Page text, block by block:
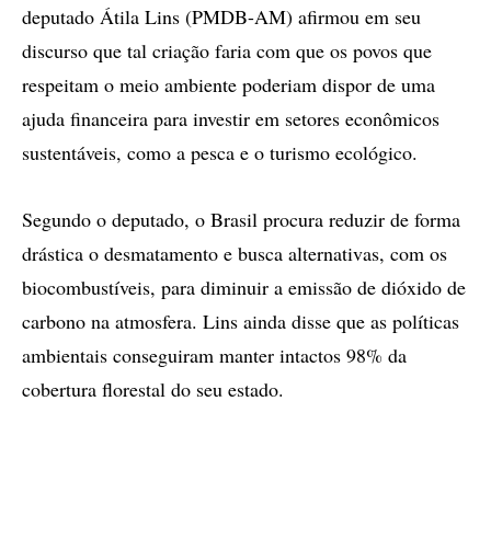
deputado Átila Lins (PMDB-AM) afirmou em seu
discurso que tal criação faria com que os povos que
respeitam o meio ambiente poderiam dispor de uma
ajuda financeira para investir em setores econômicos
sustentáveis, como a pesca e o turismo ecológico.
Segundo o deputado, o Brasil procura reduzir de forma
drástica o desmatamento e busca alternativas, com os
biocombustíveis, para diminuir a emissão de dióxido de
carbono na atmosfera. Lins ainda disse que as políticas
ambientais conseguiram manter intactos 98% da
cobertura florestal do seu estado.